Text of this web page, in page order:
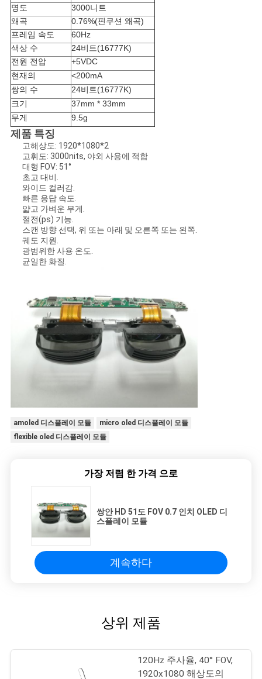
사
이
트
지
도
명도
3000니트
왜곡
0.76%(핀쿠션 왜곡)
프레임 속도
60Hz
색상 수
24비트(16777K)
전원 전압
+5VDC
현재의
<200mA
쌍의 수
24비트(16777K)
크기
37mm * 33mm
무게
9.5g
제품 특징
고해상도: 1920*1080*2
고휘도: 3000nits, 야외 사용에 적합
대형 FOV: 51°
초고 대비.
와이드 컬러감.
빠른 응답 속도.
얇고 가벼운 무게.
절전(ps) 기능.
스캔 방향 선택, 위 또는 아래 및 오른쪽 또는 왼쪽.
궤도 지원.
광범위한 사용 온도.
균일한 화질.
amoled 디스플레이 모듈
micro oled 디스플레이 모듈
flexible oled 디스플레이 모듈
가장 저렴 한 가격 으로
쌍안 HD 51도 FOV 0.7 인치 OLED 디
스플레이 모듈
계속하다
상위 제품
120Hz 주사율, 40° FOV,
1920x1080 해상도의